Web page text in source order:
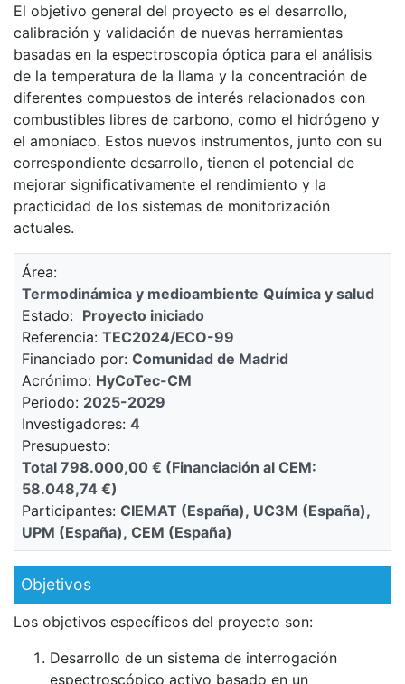
El objetivo general del proyecto es el desarrollo,
calibración y validación de nuevas herramientas
basadas en la espectroscopia óptica para el análisis
de la temperatura de la llama y la concentración de
diferentes compuestos de interés relacionados con
combustibles libres de carbono, como el hidrógeno y
el amoníaco. Estos nuevos instrumentos, junto con su
correspondiente desarrollo, tienen el potencial de
mejorar significativamente el rendimiento y la
practicidad de los sistemas de monitorización
actuales.
Área
Termodinámica y medioambiente Química y salud
Estado
Proyecto iniciado
Referencia TEC2024/ECO-99
Financiado por Comunidad de Madrid
Acrónimo HyCoTec-CM
Periodo 2025-2029
Investigadores 4
Presupuesto
Total 798.000,00 € (Financiación al CEM:
58.048,74 €)
Participantes CIEMAT (España), UC3M (España),
UPM (España), CEM (España)
Objetivos
Los objetivos específicos del proyecto son:
Desarrollo de un sistema de interrogación
espectroscópico activo basado en un